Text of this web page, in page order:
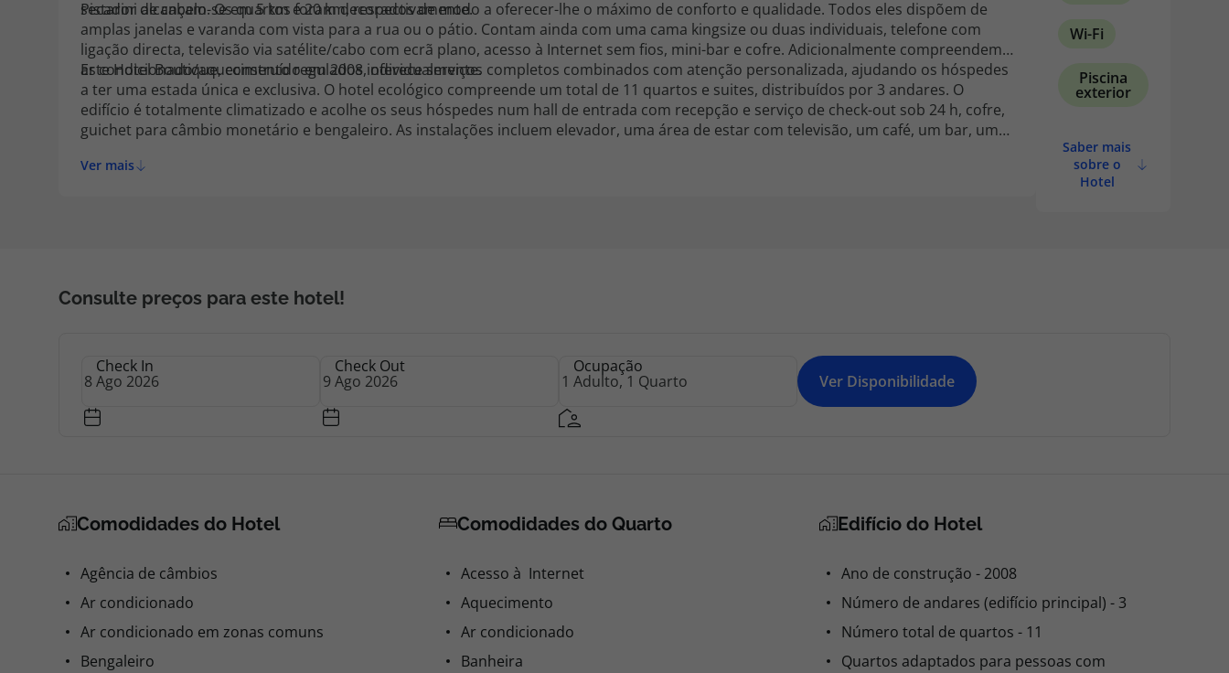
Pistarini alcançam-se em 5 km e 20 km, respectivamente.
secador de cabelo. Os quartos foram decorados de modo a oferecer-lhe o máximo de conforto e qualidade. Todos eles dispõem de
amplas janelas e varanda com vista para a rua ou o pátio. Contam ainda com uma cama kingsize ou duas individuais, telefone com
ligação directa, televisão via satélite/cabo com ecrã plano, acesso à Internet sem fios, mini-bar e cofre. Adicionalmente compreendem
ar condicionado/aquecimento regulados individualmente.
Este Hotel Boutique, construído em 2008, oferece serviços completos combinados com atenção personalizada, ajudando os hóspedes
a ter uma estada única e exclusiva. O hotel ecológico compreende um total de 11 quartos e suites, distribuídos por 3 andares. O
edifício é totalmente climatizado e acolhe os seus hóspedes num hall de entrada com recepção e serviço de check-out sob 24 h, cofre,
guichet para câmbio monetário e bengaleiro. As instalações incluem elevador, uma área de estar com televisão, um café, um bar, um
extra) e a garagem (taxa extra) completam estas ofertas.
Ver mais
Wi-Fi
Piscina
exterior
Saber mais
sobre o
Hotel
Consulte preços para este hotel!
Check In Check Out Ocupação
Ver Disponibilidade
Comodidades do Hotel
Agência de câmbios
Ar condicionado
Ar condicionado em zonas comuns
Bengaleiro
Comodidades do Quarto
Acesso à Internet
Aquecimento
Ar condicionado
Banheira
Edifício do Hotel
Ano de construção - 2008
Número de andares (edifício principal) - 3
Número total de quartos - 11
Quartos adaptados para pessoas com